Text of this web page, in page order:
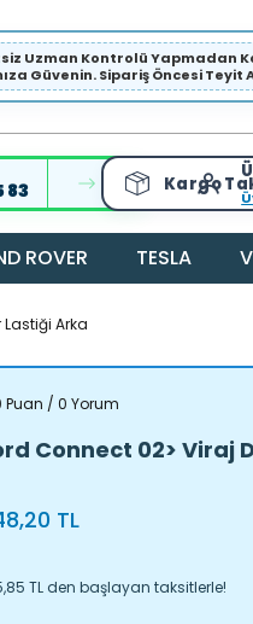
Uzman Kontrolü Yapmadan
Güvenin. Sipariş Öncesi Teyit
83 Kargo
ROVER TESLA
Arka
Puan / 0 Yorum
Connect 02> Viraj
TL
TL den başlayan taksitlerle!